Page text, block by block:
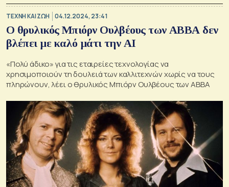
TΕΧΝΗ ΚΑΙ ΖΩΗ 04.12.2024, 23:41
Ο θρυλικός Μπιόρν Ουλβέους των ΑΒΒΑ δεν
βλέπει με καλό μάτι την ΑΙ
«Πολύ άδικο» για τις εταιρείες τεχνολογίας να
χρησιμοποιούν τη δουλειά των καλλιτεχνών χωρίς να τους
πληρώνουν, λέει ο θρυλικός Μπιόρν Ουλβέους των ΑΒΒΑ